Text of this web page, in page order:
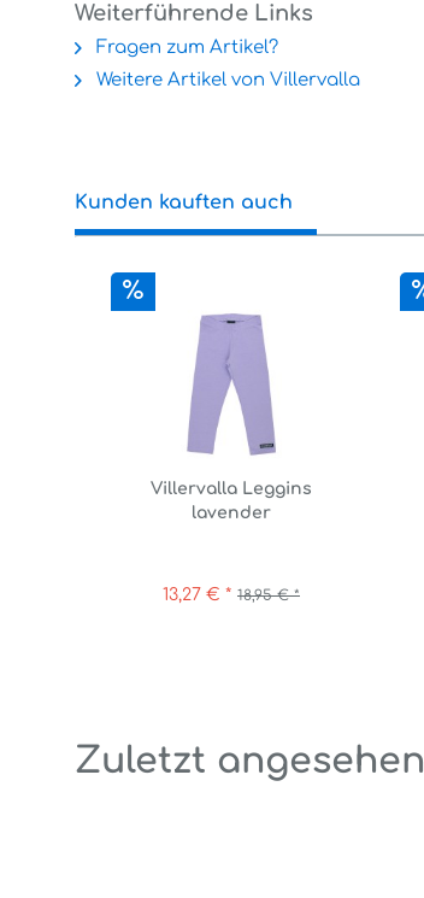
Weiterführende Links
Fragen zum Artikel?
Weitere Artikel von Villervalla
Kunden kauften auch
Villervalla Leggins
lavender
13,27 € * 18,95 € *
Zuletzt angesehen